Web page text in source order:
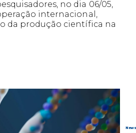
no dia 06/05,
internacional,
da produção científica na